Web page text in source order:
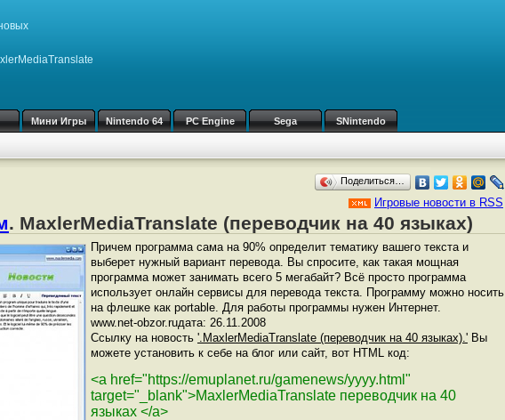
Мини Игры Nintendo 64 PC Engine Sega SNintendo
Поделиться…
Игровые новости в RSS
. MaxlerMediaTranslate (переводчик на 40 языках)
Причем программа сама на 90% определит тематику вашего текста и
выберет нужный вариант перевода. Вы спросите, как такая мощная
программа может занимать всего 5 мегабайт? Всё просто программа
использует онлайн сервисы для перевода текста. Программу можно носить
на флешке как portable. Для работы программы нужен Интернет.
www.net-obzor.ruдата: 26.11.2008
Ссылку на новость '.MaxlerMediaTranslate (переводчик на 40 языках).' Вы
можете установить к себе на блог или сайт, вот HTML код:
<a href="https://emuplanet.ru/gamenews/yyyy.html"
target="_blank">MaxlerMediaTranslate переводчик на 40
языках </a>